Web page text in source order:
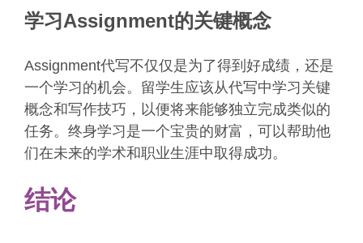
学习Assignment的关键概念
Assignment代写不仅仅是为了得到好成绩，还是
一个学习的机会。留学生应该从代写中学习关键
概念和写作技巧，以便将来能够独立完成类似的
任务。终身学习是一个宝贵的财富，可以帮助他
们在未来的学术和职业生涯中取得成功。
结论